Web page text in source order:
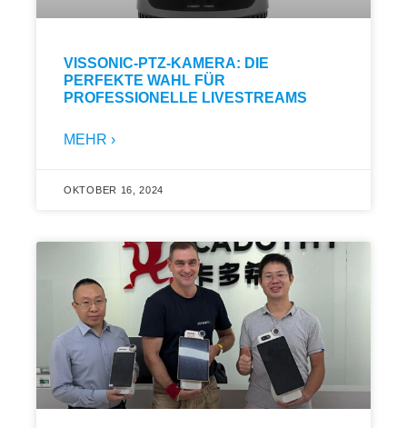
VISSONIC-PTZ-KAMERA: DIE
PERFEKTE WAHL FÜR
PROFESSIONELLE LIVESTREAMS
MEHR ›
OKTOBER 16, 2024